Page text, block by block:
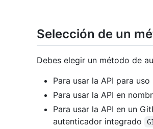
Selección de un
Debes elegir un método de
Para usar la API para
Para usar la API en
Para usar la API en un
autenticador integrado